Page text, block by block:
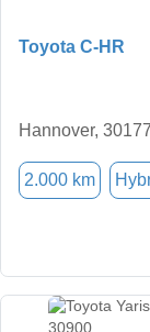
Toyota C-HR
Hannover, 30177
2.000 km